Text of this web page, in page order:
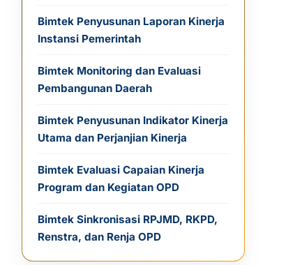
Bimtek Penyusunan Laporan Kinerja
Instansi Pemerintah
Bimtek Monitoring dan Evaluasi
Pembangunan Daerah
Bimtek Penyusunan Indikator Kinerja
Utama dan Perjanjian Kinerja
Bimtek Evaluasi Capaian Kinerja
Program dan Kegiatan OPD
Bimtek Sinkronisasi RPJMD, RKPD,
Renstra, dan Renja OPD